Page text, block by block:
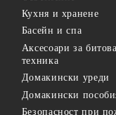
Кухня и хранене
Басейн и спа
Аксесоари за битова
техника
Домакински уреди
Домакински
Безопасност при